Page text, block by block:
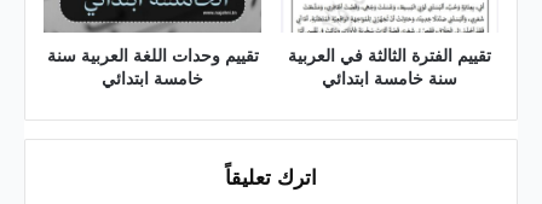
تقييم الفترة الثالثة في العربية
سنة خامسة ابتدائي
تقييم وحدات اللغة العربية سنة
خامسة ابتدائي
اترك تعليقاً